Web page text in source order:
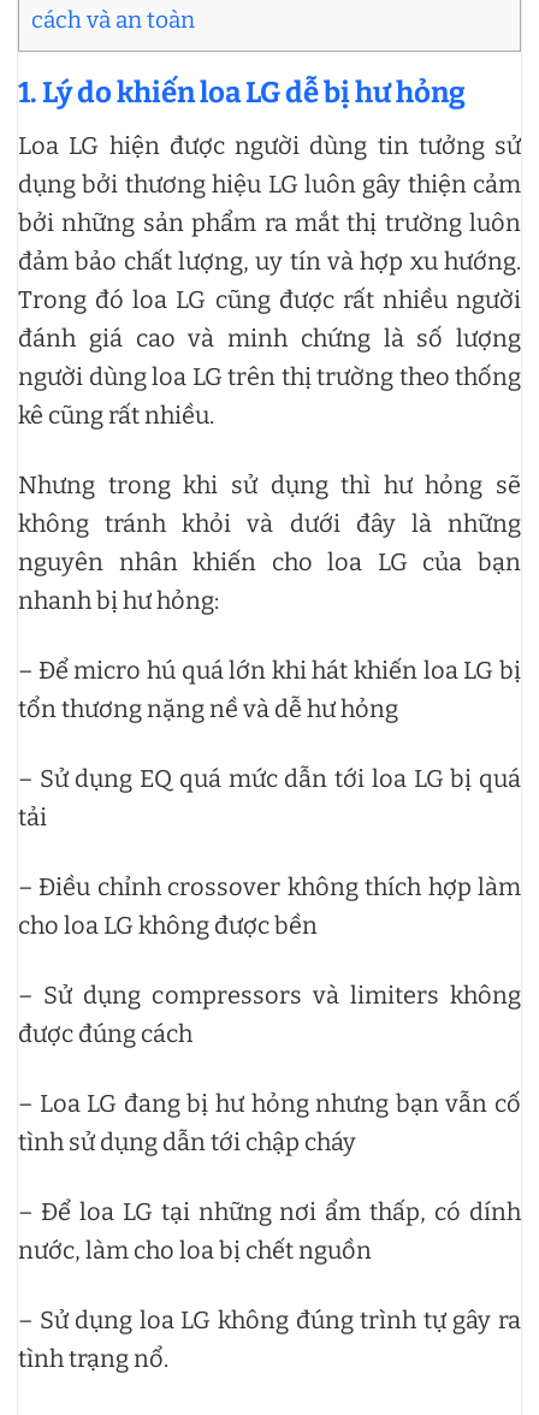
cách và an toàn
1. Lý do khiến loa LG dễ bị hư hỏng
Loa LG hiện được người dùng tin tưởng sử
dụng bởi thương hiệu LG luôn gây thiện cảm
bởi những sản phẩm ra mắt thị trường luôn
đảm bảo chất lượng, uy tín và hợp xu hướng.
Trong đó loa LG cũng được rất nhiều người
đánh giá cao và minh chứng là số lượng
người dùng loa LG trên thị trường theo thống
kê cũng rất nhiều.
Nhưng trong khi sử dụng thì hư hỏng sẽ
không tránh khỏi và dưới đây là những
nguyên nhân khiến cho loa LG của bạn
nhanh bị hư hỏng:
– Để micro hú quá lớn khi hát khiến loa LG bị
tổn thương nặng nề và dễ hư hỏng
– Sử dụng EQ quá mức dẫn tới loa LG bị quá
tải
– Điều chỉnh crossover không thích hợp làm
cho loa LG không được bền
– Sử dụng compressors và limiters không
được đúng cách
– Loa LG đang bị hư hỏng nhưng bạn vẫn cố
tình sử dụng dẫn tới chập cháy
– Để loa LG tại những nơi ẩm thấp, có dính
nước, làm cho loa bị chết nguồn
– Sử dụng loa LG không đúng trình tự gây ra
tình trạng nổ.